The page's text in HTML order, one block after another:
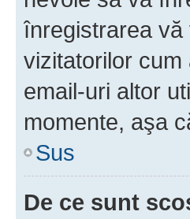
înregistrarea vă
vizitatorilor cum
email-uri altor
momente, aşa
Sus
De ce sunt